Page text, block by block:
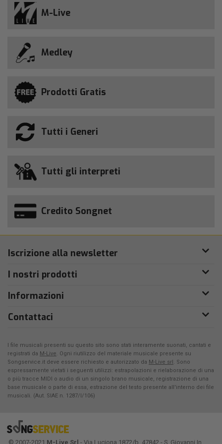
M-Live
Medley
Prodotti Gratis
Tutti i Generi
Tutti gli interpreti
Credito Songnet
Iscrizione alla newsletter
I nostri prodotti
Informazioni
Contattaci
I file musicali presenti su questo sito sono stati interamente suonati, cantati e
registrati da M-Live. Ogni riutilizzo del materiale musicale presente su
Songservice.it deve essere richiesto e autorizzato da M-Live srl. Sono
espressamente vietati i seguenti utilizzi: estrapolazioni e rielaborazione di una
o più tracce MIDI o audio di un singolo brano musicale, registrazione di una
base musicale o parte di essa, estrazione del testo presente all'interno dei file
musicali. (Aut. SIAE n. 1287/I/106)
© 2007-2021 M-Live Srl - Via Luciona 1872/b, 47842 - S. Giovanni In